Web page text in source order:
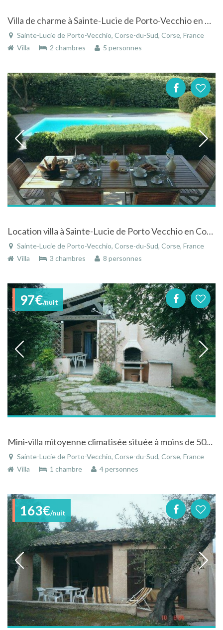
Villa de charme à Sainte-Lucie de Porto-Vecchio en Corse vue montagne
Sainte-Lucie de Porto-Vecchio, Corse-du-Sud, Corse, France
Villa
2 chambres 5 personnes
Location villa à Sainte-Lucie de Porto Vecchio en Corse du Sud avec piscine
Sainte-Lucie de Porto-Vecchio, Corse-du-Sud, Corse, France
Villa
3 chambres 8 personnes
97€/nuit
Mini-villa mitoyenne climatisée située à moins de 500 m de la plage de sable fin de Pinarello
Sainte-Lucie de Porto-Vecchio, Corse-du-Sud, Corse, France
Villa
1 chambre 4 personnes
163€/nuit